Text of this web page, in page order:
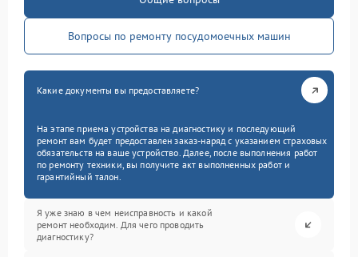
Вопросы по ремонту посудомоечных машин
Какие документы вы предоставляете?
На этапе приема устройства на диагностику и последующий
ремонт вам будет предоставлен заказ-наряд с указанием страховых
обязательств на ваше устройство. Далее, после выполнения работ
по ремонту техники, вы получите акт выполненных работ и
гарантийный талон.
Я уже знаю в чем неисправность и какой
ремонт необходим. Для чего проводить
диагностику?